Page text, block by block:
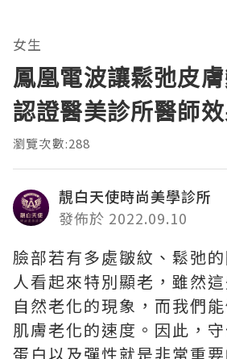
女生
鳳凰電波讓鬆弛皮
認證醫美診所醫師
瀏覽次數:288
靚白天使時尚美學診所
發佈於 2022.09.10
臉部若有多處皺紋、鬆弛
人看起來特別顯老，雖然
自然老化的現象，而我們
肌膚老化的速度。因此，
蛋白以及彈性就是非常重要